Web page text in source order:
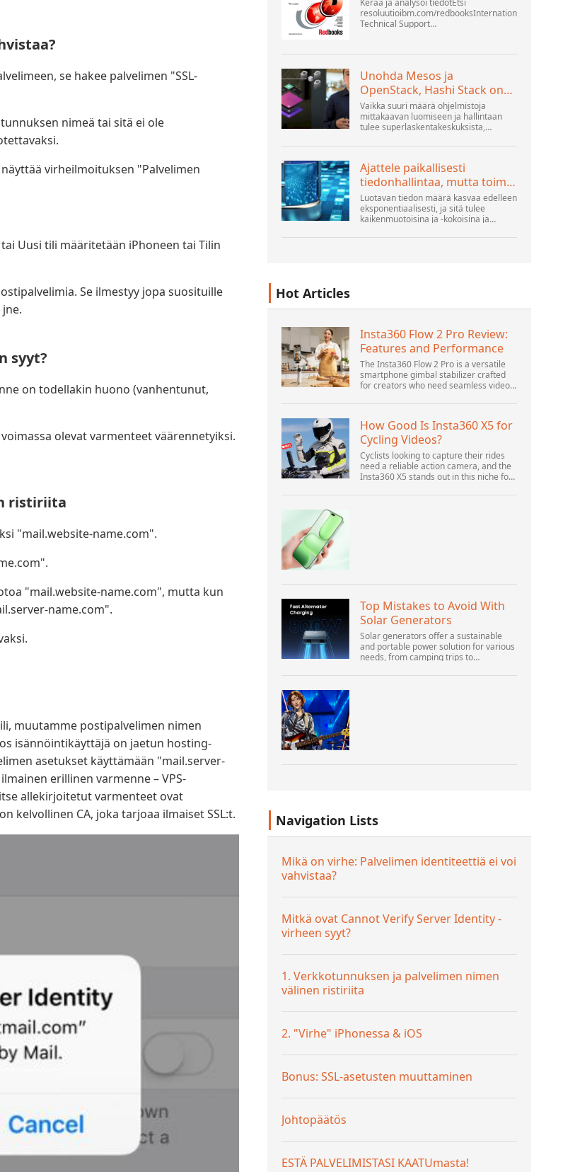
se hakee palvelimen "SSL-
nimeä tai sitä ei ole
virheilmoituksen "Palvelimen
Uusi tili määritetään iPhoneen tai Tilin
Se ilmestyy jopa suosituille
syyt?
on todellakin huono (vanhentunut,
olevat varmenteet väärennetyiksi.
ristiriita
"mail.website-name.com".
"mail.website-name.com", mutta kun
name.com".
muutamme postipalvelimen nimen
isännöintikäyttäjä on jaetun hosting-
asetukset käyttämään "mail.server-
erillinen varmenne – VPS-
allekirjoitetut varmenteet ovat
kelvollinen CA, joka tarjoaa ilmaiset SSL:t.
Kerää ja analysoi tiedotEtsi
resoluutioibm.com/redbooksInternational
Technical Support
Distributed Platforms November 2005
Unohda Mesos ja
OpenStack, Hashi Stack on
uusi seuraava alusta
Vaikka suuri määrä ohjelmistoja
mittakaavan luomiseen ja hallintaan
tulee superlaskentakeskuksista,
julkisista pilvirakentajista, ihmiset
Ajattele paikallisesti
tiedonhallintaa, mutta toimi
globaalisti
Luotavan tiedon määrä kasvaa edelleen
eksponentiaalisesti, ja sitä tulee
kaikenmuotoisina ja -kokoisina ja
jäsenneltyä ja - yhä enemmän -
Hot Articles
Insta360 Flow 2 Pro Review:
Features and Performance
The Insta360 Flow 2 Pro is a versatile
smartphone gimbal stabilizer crafted
for creators who need seamless video
for vlogging, live streaming, and video
How Good Is Insta360 X5 for
Cycling Videos?
Cyclists looking to capture their rides
need a reliable action camera, and the
Insta360 X5 stands out in this niche for
Offering top-of-the-line 8K 360° video
Top Mistakes to Avoid With
Solar Generators
Solar generators offer a sustainable
and portable power solution for various
needs, from camping trips to
popularity increases, it’s vital to
Navigation Lists
Mikä on virhe: Palvelimen identiteettiä ei voi
vahvistaa?
Mitkä ovat Cannot Verify Server Identity -
virheen syyt?
1. Verkkotunnuksen ja palvelimen nimen
välinen ristiriita
2. "Virhe" iPhonessa & iOS
Bonus: SSL-asetusten muuttaminen
Johtopäätös
ESTÄ PALVELIMISTASI KAATUmasta!